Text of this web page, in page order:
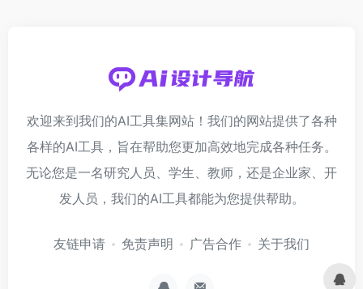
欢迎来到我们的AI工具集网站！我们的网站提供了各种
各样的AI工具，旨在帮助您更加高效地完成各种任务。
无论您是一名研究人员、学生、教师，还是企业家、开
发人员，我们的AI工具都能为您提供帮助。
友链申请 免责声明 广告合作 关于我们